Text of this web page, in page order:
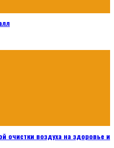
очистки воздуха на здоровье и